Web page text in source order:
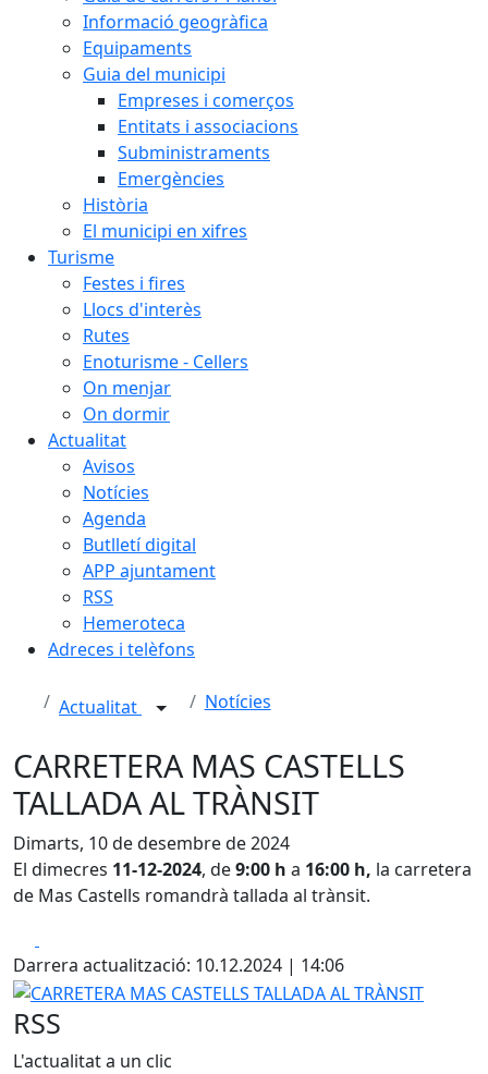
Informació geogràfica
Equipaments
Guia del municipi
Empreses i comerços
Entitats i associacions
Subministraments
Emergències
Història
El municipi en xifres
Turisme
Festes i fires
Llocs d'interès
Rutes
Enoturisme - Cellers
On menjar
On dormir
Actualitat
Avisos
Notícies
Agenda
Butlletí digital
APP ajuntament
RSS
Hemeroteca
Adreces i telèfons
Actualitat Notícies
CARRETERA MAS CASTELLS
TALLADA AL TRÀNSIT
Dimarts, 10 de desembre de 2024
El dimecres 11-12-2024, de9:00 h a 16:00 h, la carretera
de Mas Castells romandrà tallada al trànsit.
Darrera actualització: 10.12.2024 | 14:06
CARRETERA MAS CASTELLS TALLADA AL TRÀNSIT
RSS
L'actualitat a un clic